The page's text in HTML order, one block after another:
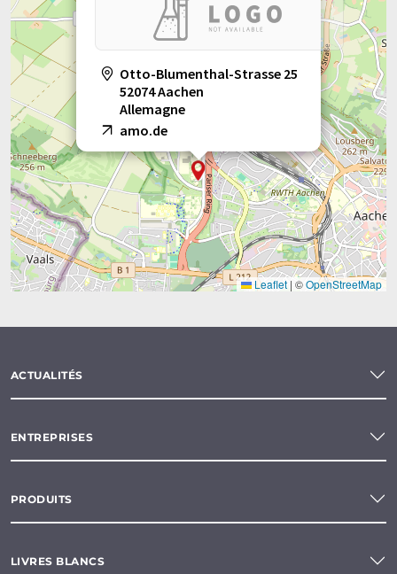
Otto-Blumenthal-Strasse 25
52074 Aachen
Allemagne
amo.de
Leaflet | ©OpenStreetMap
ACTUALITÉS
ENTREPRISES
PRODUITS
LIVRES BLANCS